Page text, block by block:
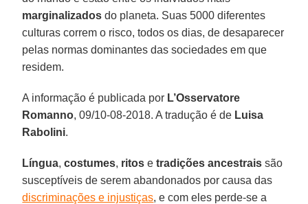
marginalizados do planeta. Suas 5000 diferentes
culturas correm o risco, todos os dias, de desaparecer
pelas normas dominantes das sociedades em que
residem.
A informação é publicada por L’Osservatore
Romanno, 09/10-08-2018. A tradução é de Luisa
Rabolini.
Língua, costumes, ritose tradições ancestrais são
susceptíveis de serem abandonados por causa das
discriminações e injustiças, e com eles perde-se a